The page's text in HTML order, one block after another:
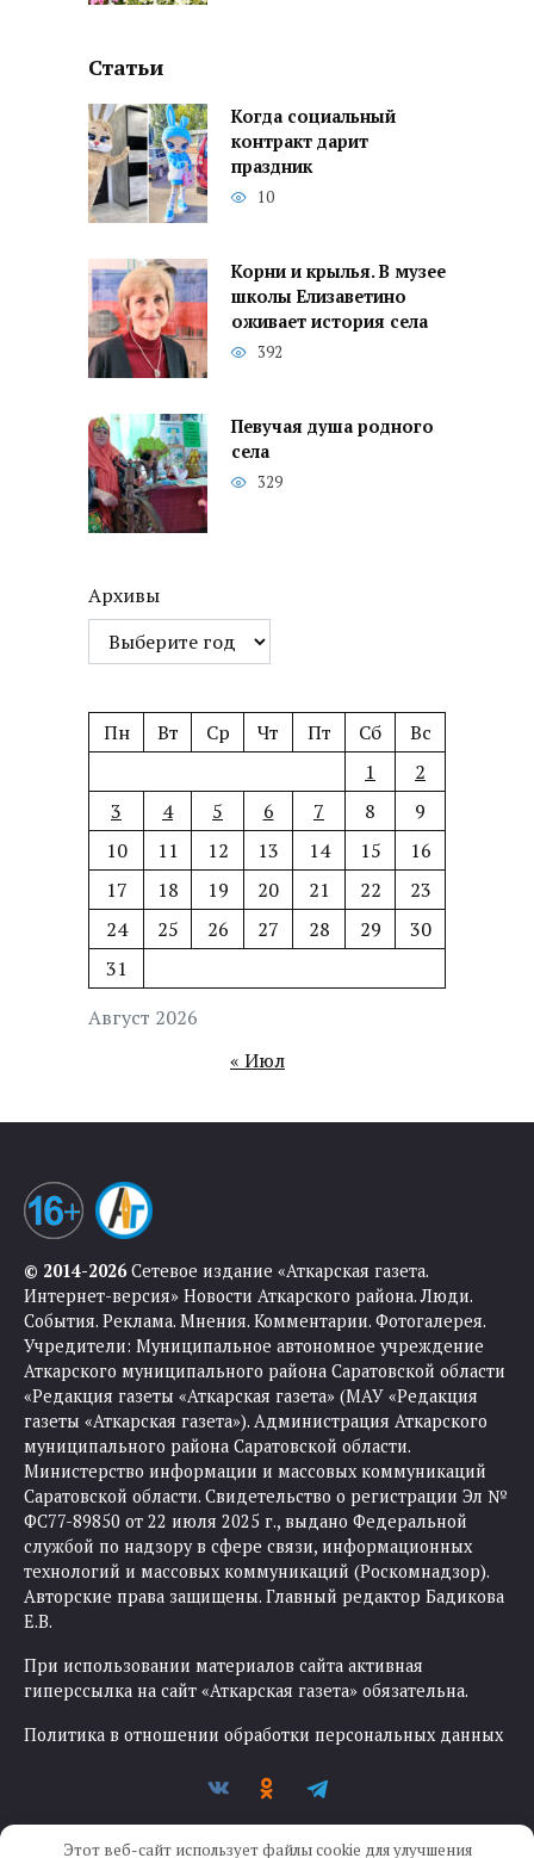
Статьи
Когда социальный
контракт дарит
праздник
10
Корни и крылья. В музее
школы Елизаветино
оживает история села
392
Певучая душа родного
села
329
Архивы
Август 2026
Пн Вт Ср Чт Пт Сб
Вс
1
2
3
4 5 6 7 8
9
10
11 12 13 14 15
16
17
18 19 20 21 22
23
24
25 26 27 28 29
30
31
« Июл
© 2014-2026Сетевое издание «Аткарская газета.
Интернет-версия» Новости Аткарского района. Люди.
События. Реклама. Мнения. Комментарии. Фотогалерея.
Учредители: Муниципальное автономное учреждение
Аткарского муниципального района Саратовской области
«Редакция газеты «Аткарская газета» (МАУ «Редакция
газеты «Аткарская газета»). Администрация Аткарского
муниципального района Саратовской области.
Министерство информации и массовых коммуникаций
Саратовской области. Свидетельство о регистрации Эл №
ФС77-89850 от 22 июля 2025 г., выдано Федеральной
службой по надзору в сфере связи, информационных
технологий и массовых коммуникаций (Роскомнадзор).
Авторские права защищены. Главный редактор Бадикова
Е.В.
При использовании материалов сайта активная
гиперссылка на сайт «Аткарская газета» обязательна.
Политика в отношении обработки персональных данных
Этот веб-сайт использует файлы cookie для улучшения